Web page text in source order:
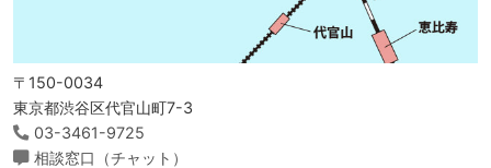
〒150-0034
東京都渋谷区代官山町7-3
03-3461-9725
相談窓口（チャット）